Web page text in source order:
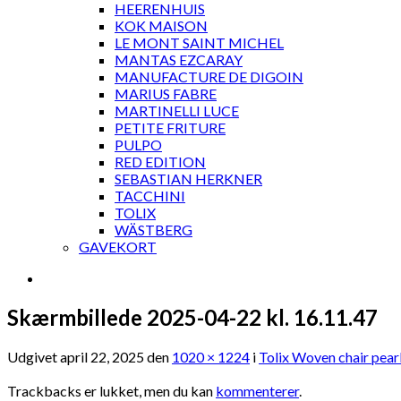
HEERENHUIS
KOK MAISON
LE MONT SAINT MICHEL
MANTAS EZCARAY
MANUFACTURE DE DIGOIN
MARIUS FABRE
MARTINELLI LUCE
PETITE FRITURE
PULPO
RED EDITION
SEBASTIAN HERKNER
TACCHINI
TOLIX
WÄSTBERG
GAVEKORT
Skærmbillede 2025-04-22 kl. 16.11.47
Udgivetapril 22, 2025den 1020 × 1224 i Tolix Woven chair
Trackbacks er lukket, men du kan kommenterer.